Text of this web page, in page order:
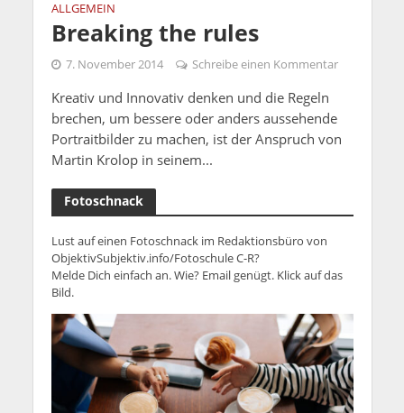
ALLGEMEIN
Breaking the rules
7. November 2014 Schreibe einen Kommentar
Kreativ und Innovativ denken und die Regeln
brechen, um bessere oder anders aussehende
Portraitbilder zu machen, ist der Anspruch von
Martin Krolop in seinem...
Fotoschnack
Lust auf einen Fotoschnack im Redaktionsbüro von
ObjektivSubjektiv.info/Fotoschule C-R?
Melde Dich einfach an. Wie? Email genügt. Klick auf das
Bild.